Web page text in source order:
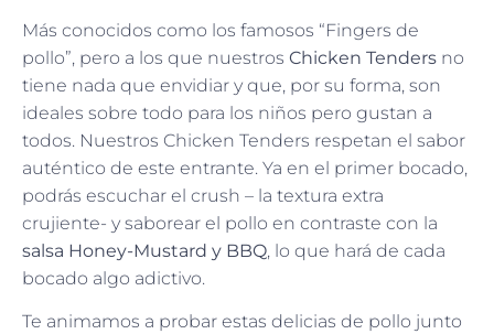
Más conocidos como los famosos “Fingers de
pollo”, pero a los que nuestros Chicken Tenders no
tiene nada que envidiar y que, por su forma, son
ideales sobre todo para los niños pero gustan a
todos. Nuestros Chicken Tenders respetan el sabor
auténtico de este entrante. Ya en el primer bocado,
podrás escuchar el crush – la textura extra
crujiente- y saborear el pollo en contraste con la
salsa Honey-Mustard y BBQ, lo que hará de cada
bocado algo adictivo.
Te animamos a probar estas delicias de pollo junto